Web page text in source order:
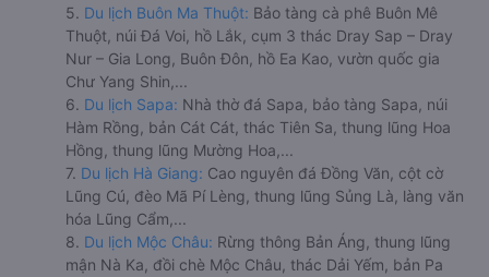
5. Du lịch Buôn Ma Thuột: Bảo tàng cà phê Buôn Mê
Thuột, núi Đá Voi, hồ Lắk, cụm 3 thác Dray Sap – Dray
Nur – Gia Long, Buôn Đôn, hồ Ea Kao, vườn quốc gia
Chư Yang Shin,...
6. Du lịch Sapa: Nhà thờ đá Sapa, bảo tàng Sapa, núi
Hàm Rồng, bản Cát Cát, thác Tiên Sa, thung lũng Hoa
Hồng, thung lũng Mường Hoa,...
7. Du lịch Hà Giang: Cao nguyên đá Đồng Văn, cột cờ
Lũng Cú, đèo Mã Pí Lèng, thung lũng Sủng Là, làng văn
hóa Lũng Cẩm,...
8. Du lịch Mộc Châu: Rừng thông Bản Áng, thung lũng
mận Nà Ka, đồi chè Mộc Châu, thác Dải Yếm, bản Pa